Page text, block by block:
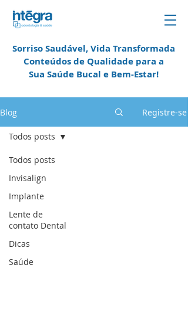
Sorriso Saudável, Vida Transformada
Conteúdos de Qualidade para a
Sua Saúde Bucal e Bem-Estar!
Blog Registre-se
Todos posts
Invisalign
Implante
Lente de
contato Dental
Dicas
Saúde
Todos posts